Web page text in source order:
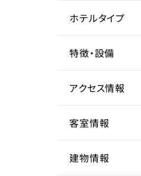
客単価／客室単価
稼働率
ホテルタイプ
特徴・設備
アクセス情報
所在地
客室情報
建物情報